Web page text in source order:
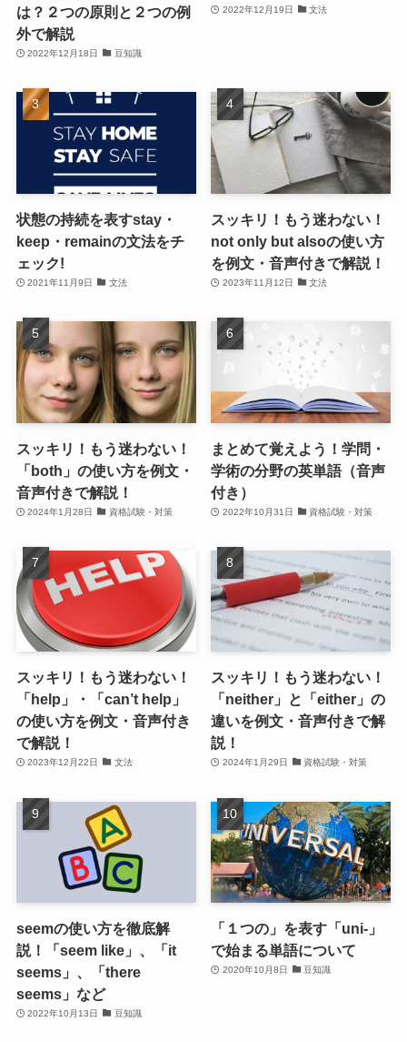
は？２つの原則と２つの例
外で解説
2022年12月18日 豆知識
2022年12月19日 文法
状態の持続を表すstay・
keep・remainの文法をチ
ェック!
2021年11月9日 文法
スッキリ！もう迷わない！
not only but alsoの使い方
を例文・音声付きで解説！
2023年11月12日 文法
スッキリ！もう迷わない！
「both」の使い方を例文・
音声付きで解説！
2024年1月28日 資格試験・対策
まとめて覚えよう！学問・
学術の分野の英単語（音声
付き）
2022年10月31日 資格試験・対策
スッキリ！もう迷わない！
「help」・「can’t help」
の使い方を例文・音声付き
で解説！
2023年12月22日 文法
スッキリ！もう迷わない！
「neither」と「either」の
違いを例文・音声付きで解
説！
2024年1月29日 資格試験・対策
seemの使い方を徹底解
説！「seem like」、「it
seems」、「there
seems」など
2022年10月13日 豆知識
「１つの」を表す「uni-」
で始まる単語について
2020年10月8日 豆知識